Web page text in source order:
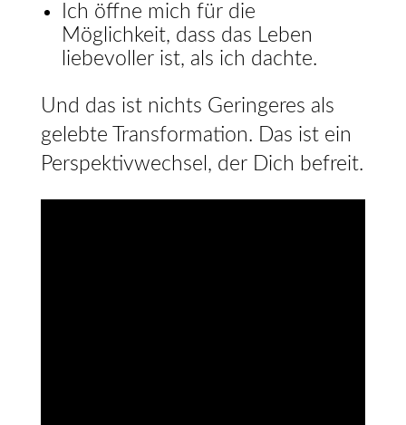
Ich öffne mich für die
Möglichkeit, dass das Leben
liebevoller ist, als ich dachte.
Und das ist nichts Geringeres als
gelebte Transformation. Das ist ein
Perspektivwechsel, der Dich befreit.